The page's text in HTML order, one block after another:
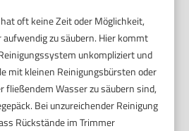
oft keine Zeit oder Möglichkeit,
zu säubern. Hier kommt
unkompliziert und
mit kleinen Reinigungsbürsten oder
fließendem Wasser zu säubern sind,
Bei unzureichender Reinigung
Rückstände im Trimmer